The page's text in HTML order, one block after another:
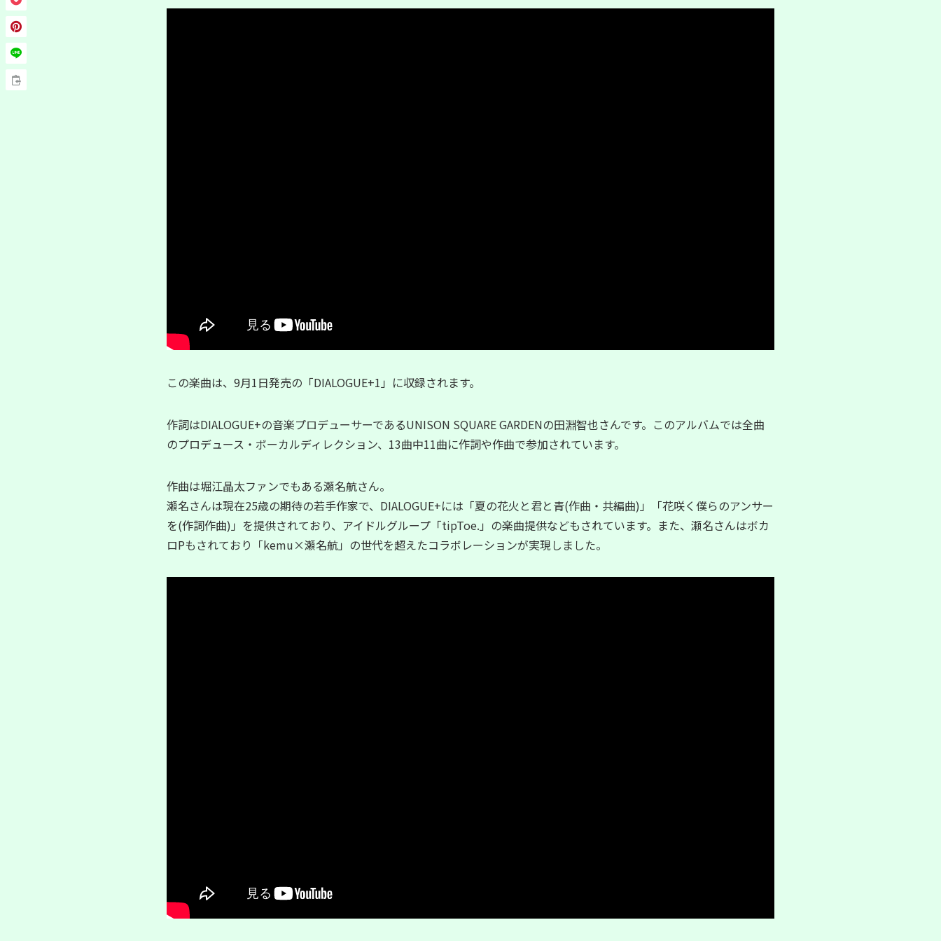
この楽曲は、9月1日発売の「DIALOGUE+1」に収録されます。
作詞はDIALOGUE+の音楽プロデューサーであるUNISON SQUARE GARDENの田淵智也さんです。このアルバムでは全曲
のプロデュース・ボーカルディレクション、13曲中11曲に作詞や作曲で参加されています。
作曲は堀江晶太ファンでもある瀬名航さん。
瀬名さんは現在25歳の期待の若手作家で、DIALOGUE+には「夏の花火と君と青(作曲・共編曲)」「花咲く僕らのアンサー
を(作詞作曲)」を提供されており、アイドルグループ「tipToe.」の楽曲提供などもされています。また、瀬名さんはボカ
ロPもされており「kemu×瀬名航」の世代を超えたコラボレーションが実現しました。